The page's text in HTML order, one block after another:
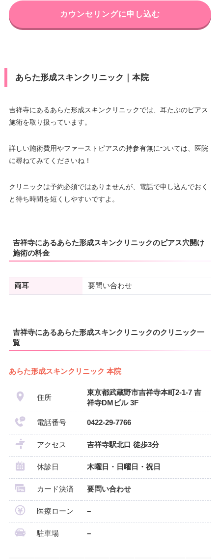
カウンセリングに申し込む
あらた形成スキンクリニック｜本院
吉祥寺にあるあらた形成スキンクリニックでは、耳たぶのピアス
施術を取り扱っています。
詳しい施術費用やファーストピアスの持参有無については、医院
に尋ねてみてくださいね！
クリニックは予約必須ではありませんが、電話で申し込んでおく
と待ち時間を短くしやすいですよ。
吉祥寺にあるあらた形成スキンクリニックのピアス穴開け
施術の料金
両耳 要問い合わせ
吉祥寺にあるあらた形成スキンクリニックのクリニック一
覧
あらた形成スキンクリニック 本院
住所
東京都武蔵野市吉祥寺本町2-1-7 吉
祥寺DMビル 3F
電話番号 0422-29-7766
アクセス 吉祥寺駅北口 徒歩3分
休診日 木曜日・日曜日・祝日
カード決済 要問い合わせ
医療ローン –
駐車場 –